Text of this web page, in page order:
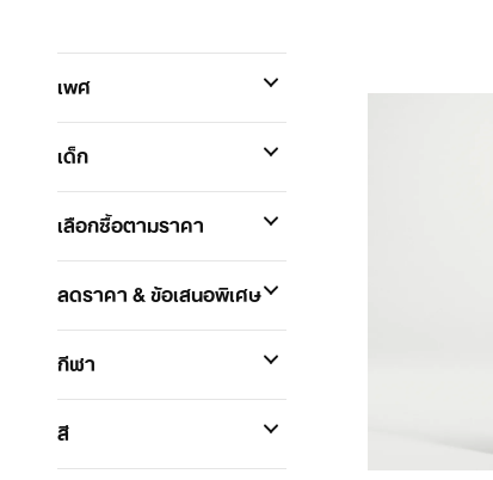
เพศ
เด็ก
เลือกซื้อตามราคา
ลดราคา & ข้อเสนอพิเศษ
กีฬา
สี